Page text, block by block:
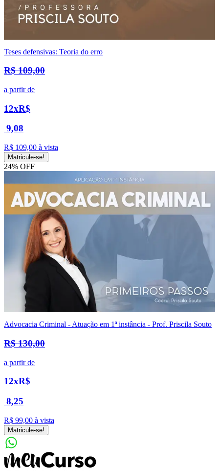
Teses defensivas: Teoria do erro
R$ 109,00
a partir de
12xR$
9,08
R$ 109,00 à vista
Matricule-se!
24% OFF
Advocacia Criminal - Atuação em 1ª instância - Prof. Priscila Souto
R$ 130,00
a partir de
12xR$
8,25
R$ 99,00 à vista
Matricule-se!